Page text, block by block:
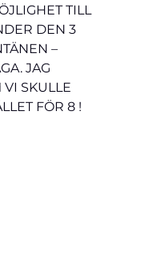
TILL
DEN 3
–
JAG
SKULLE
FÖR 8 !